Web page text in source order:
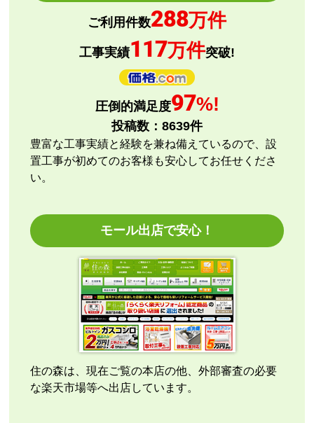
商品の梱包は必要十分なものでしたか？
またこのショップを利用したいですか？
【注文商品】エアコン・クーラー 【注文
時期】2026年08月頃
【このショップを選んだ理由は？】
評価と価格
【その他感想・コメント】
エアコン本体の購入のみ（工事無し）でしたが、連絡
も早く安心して購入できました。
こちらの都合で、最短でお届けいただくようご依頼。
施工業者への連絡の都合上、何度かメールをさせてい
ただきましたが、連絡も早く安心して購入させていた
だくことができました。
kazumorimoriさん
ご利用件数288万件
工事実績117万件突破!
圧倒的満足度97%!
投稿数： 8639件
豊富な工事実績と経験を兼ね備えているので、設
置工事が初めてのお客様も安心してお任せくださ
い。
モール出店で安心！
住の森は、現在ご覧の本店の他、外部審査の必要
な楽天市場等へ出店しています。